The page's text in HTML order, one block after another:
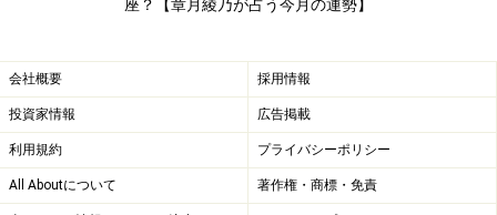
5位：しし座（7月23日～8月22日生まれ）
長期的な展望が見えてきそう。今は動かなくても、やが
て大きな利益をもたらすルートを確保しておくといいみ
たい。
座？【章月綾乃が占う今月の運勢】
会社概要 採用情報
投資家情報 広告掲載
利用規約 プライバシーポリシー
All Aboutについて 著作権・商標・免責